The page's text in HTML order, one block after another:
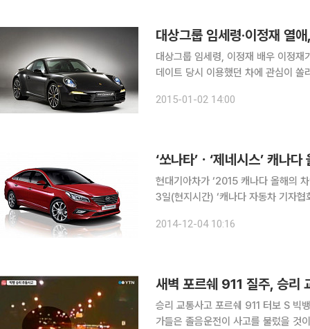
대상그룹 임세령, 이정재 배우 이정재가 대상그룹 임세령 상무와의 열애를 인정한 가운데 임세령이
데이트 당시 이용했던 차에 관심이 쏠리고 있다. 1일 연애전문매체 디스패치
가질 때 세컨드카인 ‘포르쉐 911 카레
2015-01-02 14:00
‘쏘나타’ㆍ‘제네시스’ 캐나
현대기아차가 ‘2015 캐나다 올해의 차’ 차
3일(현지시간) ‘캐나다 자동차 기자
패밀리카’ 차급에서 토요타 캠리 하이
2014-12-04 10:16
새벽 포르쉐 911 질주, 승리
승리 교통사고 포르쉐 911 터보 S 빅뱅의 승리가 타고 있던 포르쉐 911이 12일 새벽 전복됐다. 전문
가들은 졸음운전이 사고를 불렀을 것이라고 지적하고 있다. 경